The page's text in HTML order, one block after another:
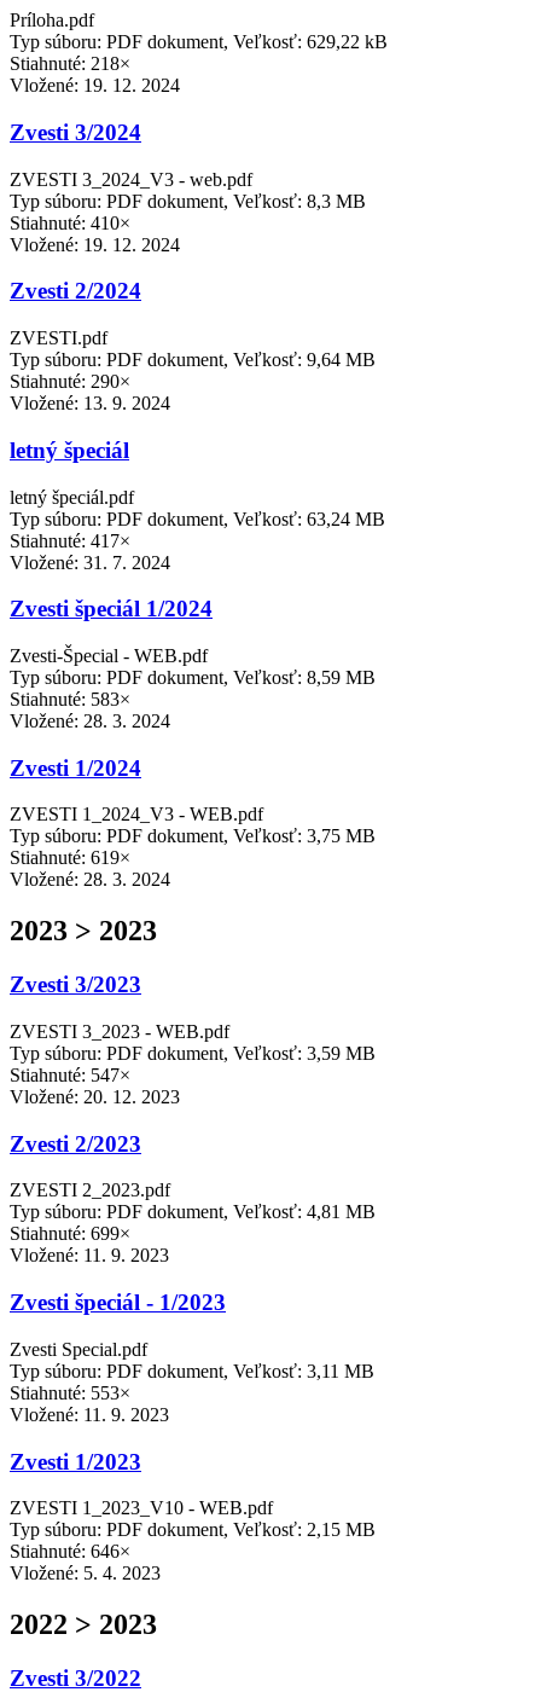
Príloha.pdf
Typ súboru: PDF dokument, Veľkosť: 629,22 kB
Stiahnuté: 218×
Vložené: 19. 12. 2024
Zvesti 3/2024
ZVESTI 3_2024_V3 - web.pdf
Typ súboru: PDF dokument, Veľkosť: 8,3 MB
Stiahnuté: 410×
Vložené: 19. 12. 2024
Zvesti 2/2024
ZVESTI.pdf
Typ súboru: PDF dokument, Veľkosť: 9,64 MB
Stiahnuté: 290×
Vložené: 13. 9. 2024
letný špeciál
letný špeciál.pdf
Typ súboru: PDF dokument, Veľkosť: 63,24 MB
Stiahnuté: 417×
Vložené: 31. 7. 2024
Zvesti špeciál 1/2024
Zvesti-Špecial - WEB.pdf
Typ súboru: PDF dokument, Veľkosť: 8,59 MB
Stiahnuté: 583×
Vložené: 28. 3. 2024
Zvesti 1/2024
ZVESTI 1_2024_V3 - WEB.pdf
Typ súboru: PDF dokument, Veľkosť: 3,75 MB
Stiahnuté: 619×
Vložené: 28. 3. 2024
2023 > 2023
Zvesti 3/2023
ZVESTI 3_2023 - WEB.pdf
Typ súboru: PDF dokument, Veľkosť: 3,59 MB
Stiahnuté: 547×
Vložené: 20. 12. 2023
Zvesti 2/2023
ZVESTI 2_2023.pdf
Typ súboru: PDF dokument, Veľkosť: 4,81 MB
Stiahnuté: 699×
Vložené: 11. 9. 2023
Zvesti špeciál - 1/2023
Zvesti Special.pdf
Typ súboru: PDF dokument, Veľkosť: 3,11 MB
Stiahnuté: 553×
Vložené: 11. 9. 2023
Zvesti 1/2023
ZVESTI 1_2023_V10 - WEB.pdf
Typ súboru: PDF dokument, Veľkosť: 2,15 MB
Stiahnuté: 646×
Vložené: 5. 4. 2023
2022 > 2023
Zvesti 3/2022